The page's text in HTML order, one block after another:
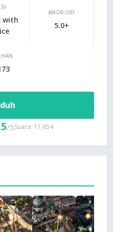
with
ANDROID
5.0+
/5Suara: 11,654